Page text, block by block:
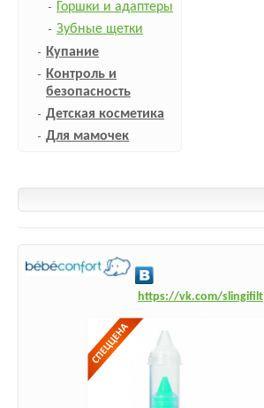
Горшки и адаптеры
Зубные щетки
Купание
Контроль и
безопасность
Детская косметика
Для мамочек
https://vk.com/slingifilt